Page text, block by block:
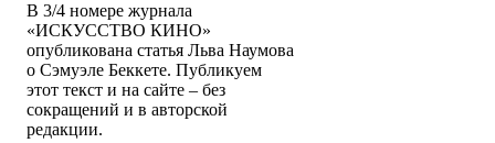
В 3/4 номере журнала
«ИСКУССТВО КИНО»
опубликована статья Льва Наумова
о Сэмуэле Беккете. Публикуем
этот текст и на сайте – без
сокращений и в авторской
редакции.